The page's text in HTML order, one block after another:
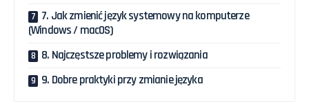
7. Jak zmienić język systemowy na komputerze
(Windows / macOS)
8. Najczęstsze problemy i rozwiązania
9. Dobre praktyki przy zmianie języka